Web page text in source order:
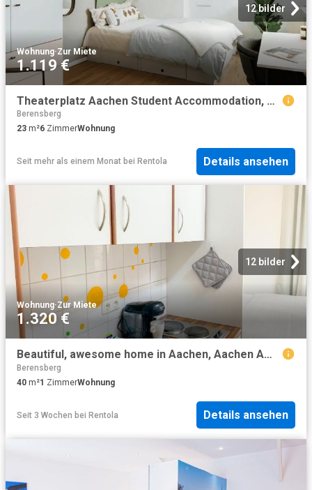
12 bilder
Wohnung·Zur Miete
1.119 €
Theaterplatz Aachen Student Accommodation, Germany | Amber
Berensberg
23 m²6 ZimmerWohnung
Seit mehr als einem Monat bei Rentola Details ansehen
12 bilder
Wohnung·Zur Miete
1.320 €
Beautiful, awesome home in Aachen, Aachen Amsterdam Apartments for Rent
Berensberg
40 m²1 ZimmerWohnung
Seit 3 Wochen bei Rentola Details ansehen